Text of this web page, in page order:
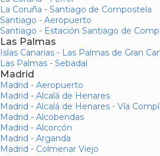
La Coruña - Santiago de Compostela
Santiago - Aeropuerto
Santiago - Estación Santiago de
Las Palmas
Islas Canarias - Las Palmas de Gran
Las Palmas - Sebadal
Madrid
Madrid - Aeropuerto
Madrid - Alcalá de Henares
Madrid - Alcalá de Henares - Vía
Madrid - Alcobendas
Madrid - Alcorcón
Madrid - Arganda
Madrid - Colmenar Viejo